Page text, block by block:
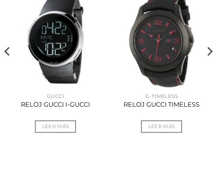
GUCCI
RELOJ GUCCI I-GUCCI
LEER MÁS
G-TIMELESS
RELOJ GUCCI TIMELESS
LEER MÁS